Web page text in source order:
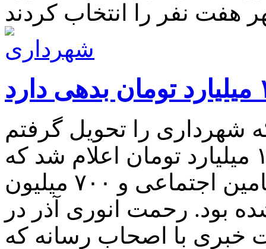
شهرداری را تحویل گرفتم
بدهی شهرداری بیش از ۱۰ میلیارد تومان اعلام شد که
متاسفانه بدهی یک میلیاردی به تامین اجتماعی و ۷۰۰ میلیون
بود. رحمت انوری آذر در